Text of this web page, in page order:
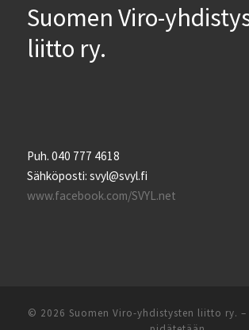
Suomen Viro-
liitto ry.
Puh. 040 777 4618
Sähköposti: svyl@svyl.fi
www.facebook.com/SVYL.net
© 2026 Suomen Viro-yhdistysten liitto ry.